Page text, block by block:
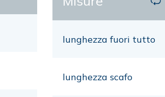
lunghezza fuori tutto
lunghezza scafo